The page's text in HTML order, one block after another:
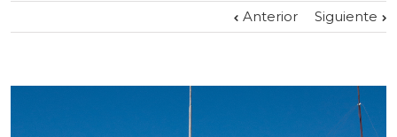
Anterior Siguiente